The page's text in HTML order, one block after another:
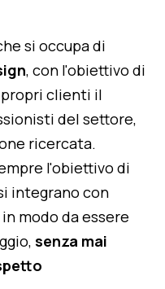
si occupa di
, con l'obiettivo di
clienti il
del settore,
ricercata.
l'obiettivo di
integrano con
modo da essere
senza mai